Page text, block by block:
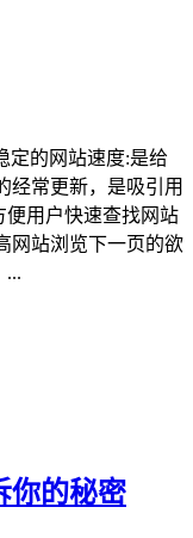
定的网站速度:是给
经常更新，是吸引用
便用户快速查找网站
网站浏览下一页的欲
...
你的秘密